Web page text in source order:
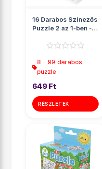
16 Darabos Színezős
Puzzle 2 az 1-ben -
8 - 99 darabos
puzzle
649 Ft
RÉSZLETEK